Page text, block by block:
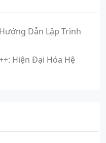
Dẫn Lập Trình
Hiện Đại Hóa Hệ